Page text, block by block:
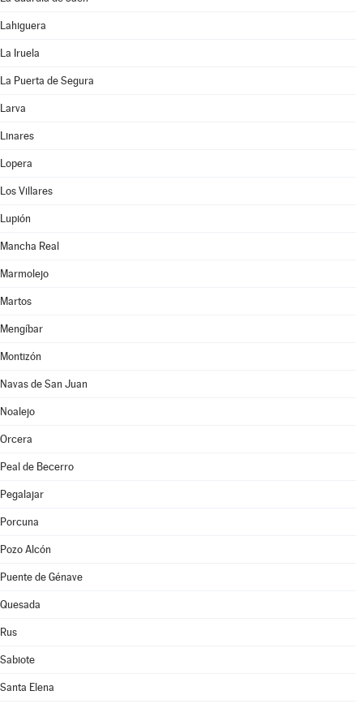
Lahiguera
La Iruela
La Puerta de Segura
Larva
Linares
Lopera
Los Villares
Lupión
Mancha Real
Marmolejo
Martos
Mengíbar
Montizón
Navas de San Juan
Noalejo
Orcera
Peal de Becerro
Pegalajar
Porcuna
Pozo Alcón
Puente de Génave
Quesada
Rus
Sabiote
Santa Elena